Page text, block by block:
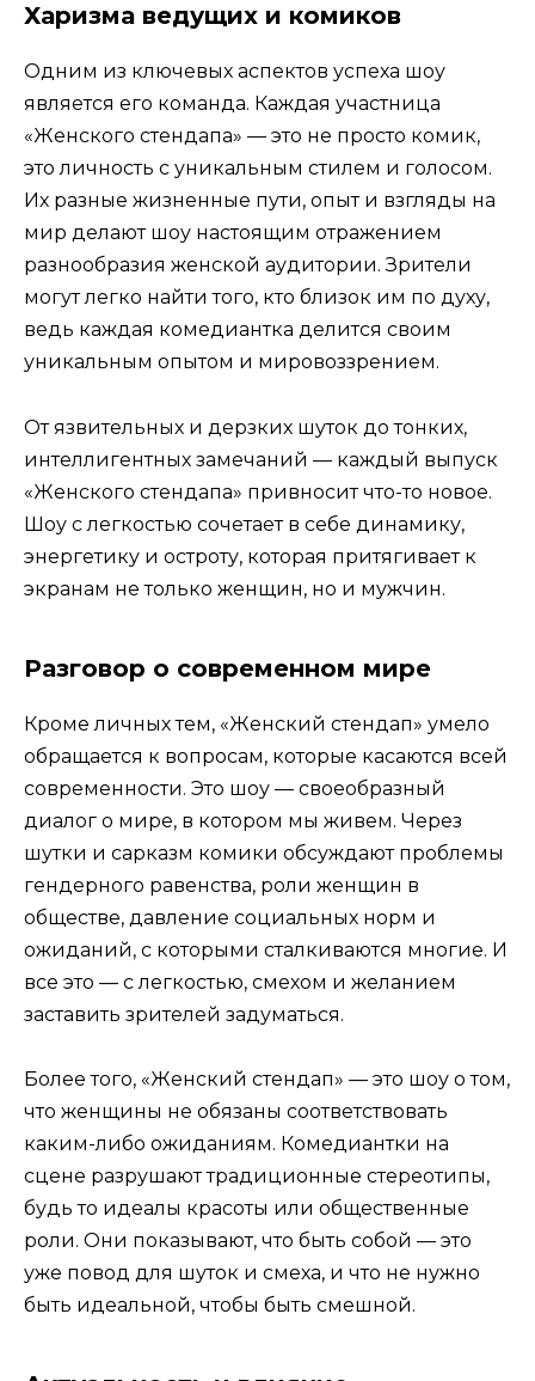
Харизма ведущих и комиков
Одним из ключевых аспектов успеха шоу
является его команда. Каждая участница
«Женского стендапа» — это не просто комик,
это личность с уникальным стилем и голосом.
Их разные жизненные пути, опыт и взгляды на
мир делают шоу настоящим отражением
разнообразия женской аудитории. Зрители
могут легко найти того, кто близок им по духу,
ведь каждая комедиантка делится своим
уникальным опытом и мировоззрением.
От язвительных и дерзких шуток до тонких,
интеллигентных замечаний — каждый выпуск
«Женского стендапа» привносит что-то новое.
Шоу с легкостью сочетает в себе динамику,
энергетику и остроту, которая притягивает к
экранам не только женщин, но и мужчин.
Разговор о современном мире
Кроме личных тем, «Женский стендап» умело
обращается к вопросам, которые касаются всей
современности. Это шоу — своеобразный
диалог о мире, в котором мы живем. Через
шутки и сарказм комики обсуждают проблемы
гендерного равенства, роли женщин в
обществе, давление социальных норм и
ожиданий, с которыми сталкиваются многие. И
все это — с легкостью, смехом и желанием
заставить зрителей задуматься.
Более того, «Женский стендап» — это шоу о том,
что женщины не обязаны соответствовать
каким-либо ожиданиям. Комедиантки на
сцене разрушают традиционные стереотипы,
будь то идеалы красоты или общественные
роли. Они показывают, что быть собой — это
уже повод для шуток и смеха, и что не нужно
быть идеальной, чтобы быть смешной.